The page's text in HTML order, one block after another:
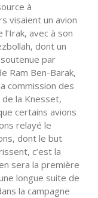
à
visaient un avion
l’Irak, avec à son
dont un
par
Ram Ben-Barak,
commission des
la Knesset,
certains avions
relayé le
dont le but
c’est la
sera la première
longue suite de
la campagne